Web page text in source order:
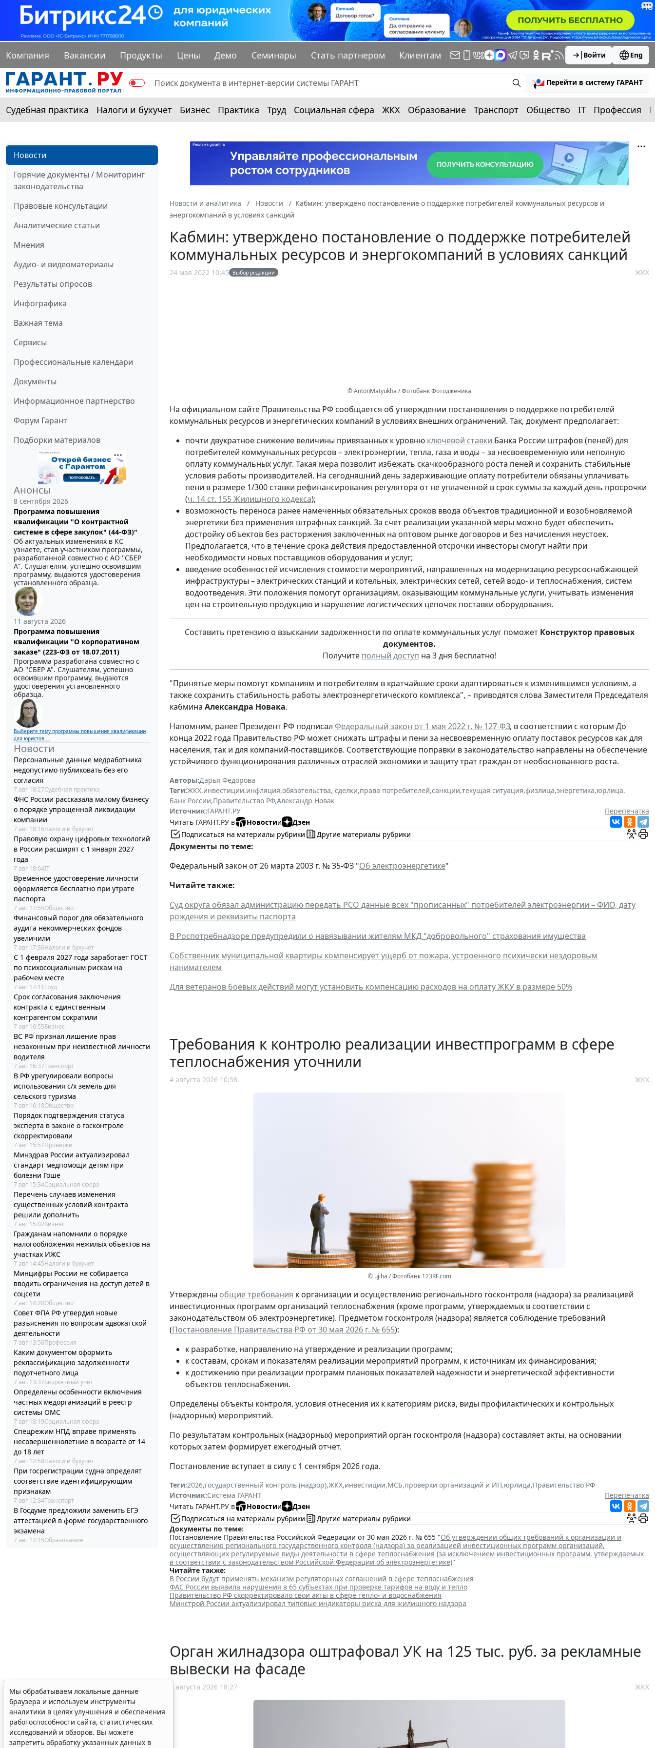
Компания Вакансии Продукты Цены Демо Семинары Стать партнером Клиентам Войти Eng
Перейти в систему ГАРАНТ
Судебная практика Налоги и бухучет Бизнес Практика Труд Социальная сфера ЖКХ Образование Транспорт Общество IT Профессия
Новости
Горячие документы / Мониторинг
законодательства
Правовые консультации
Аналитические статьи
Мнения
Аудио- и видеоматериалы
Результаты опросов
Инфографика
Важная тема
Сервисы
Профессиональные календари
Документы
Информационное партнерство
Форум Гарант
Подборки материалов
Анонсы
8 сентября 2026
Программа повышения
квалификации "О контрактной
системе в сфере закупок" (44-ФЗ)"
Об актуальных изменениях в КС
узнаете, став участником программы,
разработанной совместно с АО ''СБЕР
А". Слушателям, успешно освоившим
программу, выдаются удостоверения
установленного образца.
11 августа 2026
Программа повышения
квалификации "О корпоративном
заказе" (223-ФЗ от 18.07.2011)
Программа разработана совместно с
АО ''СБЕР А". Слушателям, успешно
освоившим программу, выдаются
удостоверения установленного
образца.
Выберите тему программы повышения квалификации
для юристов ...
Новости
Персональные данные медработника
недопустимо публиковать без его
согласия
7 авг 18:27Судебная практика
ФНС России рассказала малому бизнесу
о порядке упрощенной ликвидации
компании
7 авг 18:16Налоги и бухучет
Правовую охрану цифровых технологий
в России расширят с 1 января 2027
года
7 авг 18:04IT
Временное удостоверение личности
оформляется бесплатно при утрате
паспорта
7 авг 17:55Общество
Финансовый порог для обязательного
аудита некоммерческих фондов
увеличили
7 авг 17:36Налоги и бухучет
С 1 февраля 2027 года заработает ГОСТ
по психосоциальным рискам на
рабочем месте
7 авг 17:11Труд
Срок согласования заключения
контракта с единственным
контрагентом сократили
7 авг 16:55Бизнес
ВС РФ признал лишение прав
незаконным при неизвестной личности
водителя
7 авг 16:37Транспорт
В РФ урегулировали вопросы
использования с/х земель для
сельского туризма
7 авг 16:18Общество
Порядок подтверждения статуса
эксперта в законе о госконтроле
скорректировали
7 авг 15:57Проверки
Минздрав России актуализировал
стандарт медпомощи детям при
болезни Гоше
7 авг 15:34Социальная сфера
Перечень случаев изменения
существенных условий контракта
решили дополнить
7 авг 15:02Бизнес
Гражданам напомнили о порядке
налогообложения нежилых объектов на
участках ИЖС
7 авг 14:45Налоги и бухучет
Минцифры России не собирается
вводить ограничения на доступ детей в
соцсети
7 авг 14:20Общество
Совет ФПА РФ утвердил новые
разъяснения по вопросам адвокатской
деятельности
7 авг 13:56Профессия
Каким документом оформить
реклассификацию задолженности
подотчетного лица
7 авг 13:37Бюджетный учет
Определены особенности включения
частных медорганизаций в реестр
системы ОМС
7 авг 13:19Социальная сфера
Спецрежим НПД вправе применять
несовершеннолетние в возрасте от 14
до 18 лет
7 авг 12:58Налоги и бухучет
При госрегистрации судна определят
соответствие идентифицирующим
признакам
7 авг 12:34Транспорт
В Госдуме предложили заменить ЕГЭ
аттестацией в форме государственного
экзамена
7 авг 12:15Образование
Новости и аналитика Новости
Кабмин: утверждено постановление о поддержке потребителей коммунальных ресурсов и
энергокомпаний в условиях санкций
Кабмин: утверждено постановление о поддержке потребителей
коммунальных ресурсов и энергокомпаний в условиях санкций
24 мая 2022 10:45 Выбор редакции ЖКХ
© AntonMatyukha / Фотобанк Фотодженика
На официальном сайте Правительства РФ сообщается об утверждении постановления о поддержке потребителей
коммунальных ресурсов и энергетических компаний в условиях внешних ограничений. Так, документ предполагает:
почти двукратное снижение величины привязанных к уровню ключевой ставки Банка России штрафов (пеней) для
потребителей коммунальных ресурсов – электроэнергии, тепла, газа и воды – за несвоевременную или неполную
оплату коммунальных услуг. Такая мера позволит избежать скачкообразного роста пеней и сохранить стабильные
условия работы производителей. На сегодняшний день задерживающие оплату потребители обязаны уплачивать
пени в размере 1/300 ставки рефинансирования регулятора от не уплаченной в срок суммы за каждый день просрочки
(ч. 14 ст. 155 Жилищного кодекса);
возможность переноса ранее намеченных обязательных сроков ввода объектов традиционной и возобновляемой
энергетики без применения штрафных санкций. За счет реализации указанной меры можно будет обеспечить
достройку объектов без расторжения заключенных на оптовом рынке договоров и без начисления неустоек.
Предполагается, что в течение срока действия предоставленной отсрочки инвесторы смогут найти при
необходимости новых поставщиков оборудования и услуг;
введение особенностей исчисления стоимости мероприятий, направленных на модернизацию ресурсоснабжающей
инфраструктуры – электрических станций и котельных, электрических сетей, сетей водо- и теплоснабжения, систем
водоотведения. Эти положения помогут организациям, оказывающим коммунальные услуги, учитывать изменения
цен на строительную продукцию и нарушение логистических цепочек поставки оборудования.
Составить претензию о взыскании задолженности по оплате коммунальных услуг поможет Конструктор правовых
документов.
Получите полный доступ на 3 дня бесплатно!
"Принятые меры помогут компаниям и потребителям в кратчайшие сроки адаптироваться к изменившимся условиям, а
также сохранить стабильность работы электроэнергетического комплекса", – приводятся слова Заместителя Председателя
кабмина Александра Новака.
Напомним, ранее Президент РФ подписал Федеральный закон от 1 мая 2022 г. № 127-ФЗ, в соответствии с которым До
конца 2022 года Правительство РФ может снижать штрафы и пени за несвоевременную оплату поставок ресурсов как для
населения, так и для компаний-поставщиков. Соответствующие поправки в законодательство направлены на обеспечение
устойчивого функционирования различных отраслей экономики и защиту трат граждан от необоснованного роста.
Авторы:Дарья Федорова
Теги:ЖКХ,инвестиции,инфляция,обязательства, сделки,права потребителей,санкции,текущая ситуация,физлица,энергетика,юрлица,
Банк России,Правительство РФ,Александр Новак
Источник:ГАРАНТ.РУ
Перепечатка
Читать ГАРАНТ.РУ в
Новостии
Дзен
Подписаться на материалы рубрики
Другие материалы рубрики
Документы по теме:
Федеральный закон от 26 марта 2003 г. № 35-ФЗ "Об электроэнергетике"
Читайте также:
Суд округа обязал администрацию передать РСО данные всех "прописанных" потребителей электроэнергии – ФИО, дату
рождения и реквизиты паспорта
В Роспотребнадзоре предупредили о навязывании жителям МКД "добровольного" страхования имущества
Собственник муниципальной квартиры компенсирует ущерб от пожара, устроенного психически нездоровым
нанимателем
Для ветеранов боевых действий могут установить компенсацию расходов на оплату ЖКУ в размере 50%
Требования к контролю реализации инвестпрограмм в сфере
теплоснабжения уточнили
4 августа 2026 10:58 ЖКХ
© ujiha / Фотобанк 123RF.com
Утверждены общие требования к организации и осуществлению регионального госконтроля (надзора) за реализацией
инвестиционных программ организаций теплоснабжения (кроме программ, утверждаемых в соответствии с
законодательством об электроэнергетике). Предметом госконтроля (надзора) является соблюдение требований
(Постановление Правительства РФ от 30 мая 2026 г. № 655):
к разработке, направлению на утверждение и реализации программ;
к составам, срокам и показателям реализации мероприятий программ, к источникам их финансирования;
к достижению при реализации программ плановых показателей надежности и энергетической эффективности
объектов теплоснабжения.
Определены объекты контроля, условия отнесения их к категориям риска, виды профилактических и контрольных
(надзорных) мероприятий.
По результатам контрольных (надзорных) мероприятий орган госконтроля (надзора) составляет акты, на основании
которых затем формирует ежегодный отчет.
Постановление вступает в силу с 1 сентября 2026 года.
Теги:2026,государственный контроль (надзор),ЖКХ,инвестиции,МСБ,проверки организаций и ИП,юрлица,Правительство РФ
Источник:Система ГАРАНТ
Перепечатка
Читать ГАРАНТ.РУ в
Новостии
Дзен
Подписаться на материалы рубрики
Другие материалы рубрики
Документы по теме:
Постановление Правительства Российской Федерации от 30 мая 2026 г. № 655 "Об утверждении общих требований к организации и
осуществлению регионального государственного контроля (надзора) за реализацией инвестиционных программ организаций,
осуществляющих регулируемые виды деятельности в сфере теплоснабжения (за исключением инвестиционных программ, утверждаемых
в соответствии с законодательством Российской Федерации об электроэнергетике)"
Читайте также:
В России будут применять механизм регуляторных соглашений в сфере теплоснабжения
ФАС России выявила нарушения в 65 субъектах при проверке тарифов на воду и тепло
Правительство РФ скорректировало свои акты в сфере тепло- и водоснабжения
Минстрой России актуализировал типовые индикаторы риска для жилищного надзора
Орган жилнадзора оштрафовал УК на 125 тыс. руб. за рекламные
вывески на фасаде
3 августа 2026 18:27 ЖКХ
Мы обрабатываем локальные данные
браузера и используем инструменты
аналитики в целях улучшения и обеспечения
работоспособности сайта, статистических
исследований и обзоров. Вы можете
запретить обработку указанных данных в